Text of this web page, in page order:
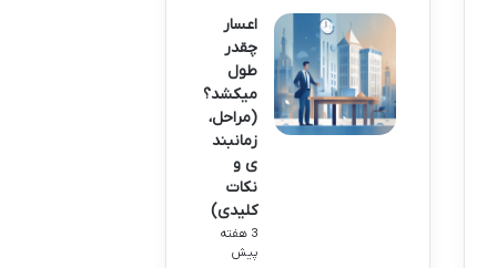
اعسار
چقدر
طول
میکشد؟
(مراحل،
زمانبند
ی و
نکات
کلیدی)
3 هفته
پیش